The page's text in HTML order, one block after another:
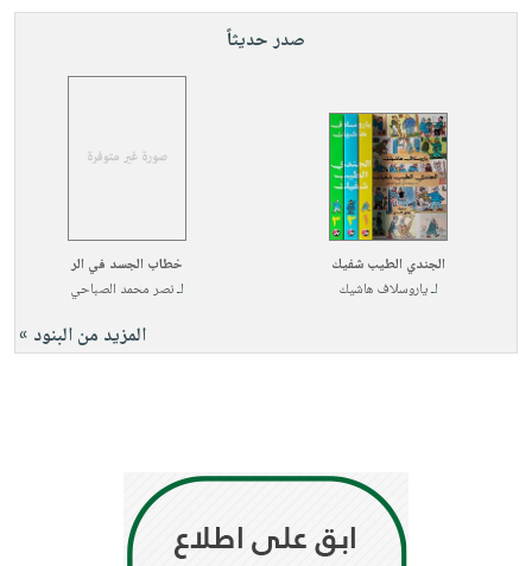
صدر حديثاً
الجندي الطيب شفيك
لـياروسلاف هاشيك
خطاب الجسد في الر
لـنصر محمد الصباحي
المزيد من البنود »